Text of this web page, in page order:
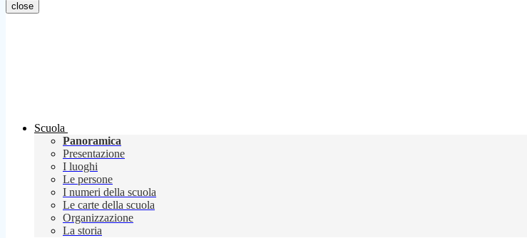
close
Scuola
Panoramica
Presentazione
I luoghi
Le persone
I numeri della scuola
Le carte della scuola
Organizzazione
La storia